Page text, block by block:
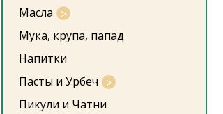
Масла
Мука, крупа, папад
Напитки
Пасты и Урбеч
Пикули и Чатни